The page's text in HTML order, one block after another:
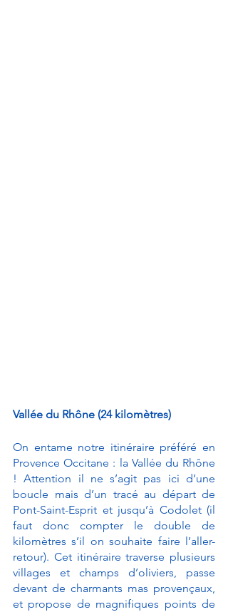
Vallée du Rhône (24 kilomètres)
On entame notre itinéraire préféré en
Provence Occitane : la Vallée du Rhône
! Attention il ne s’agit pas ici d’une
boucle mais d’un tracé au départ de
Pont-Saint-Esprit et jusqu’à Codolet (il
faut donc compter le double de
kilomètres s’il on souhaite faire l’aller-
retour). Cet itinéraire traverse plusieurs
villages et champs d’oliviers, passe
devant de charmants mas provençaux,
et propose de magnifiques points de